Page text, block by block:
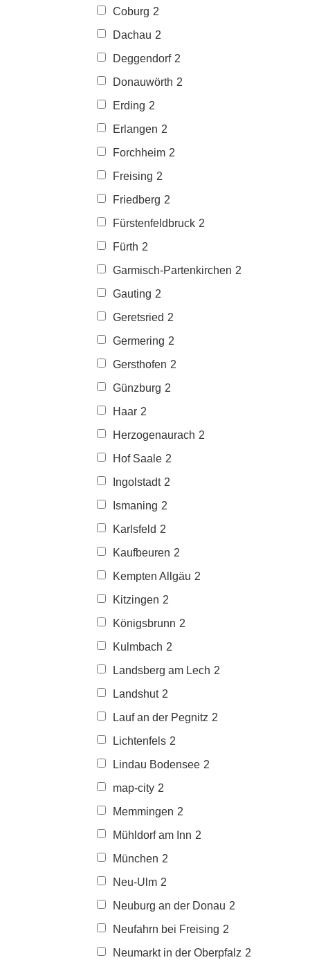
Coburg 2
Dachau 2
Deggendorf 2
Donauwörth 2
Erding 2
Erlangen 2
Forchheim 2
Freising 2
Friedberg 2
Fürstenfeldbruck 2
Fürth 2
Garmisch-Partenkirchen 2
Gauting 2
Geretsried 2
Germering 2
Gersthofen 2
Günzburg 2
Haar 2
Herzogenaurach 2
Hof Saale 2
Ingolstadt 2
Ismaning 2
Karlsfeld 2
Kaufbeuren 2
Kempten Allgäu 2
Kitzingen 2
Königsbrunn 2
Kulmbach 2
Landsberg am Lech 2
Landshut 2
Lauf an der Pegnitz 2
Lichtenfels 2
Lindau Bodensee 2
map-city 2
Memmingen 2
Mühldorf am Inn 2
München 2
Neu-Ulm 2
Neuburg an der Donau 2
Neufahrn bei Freising 2
Neumarkt in der Oberpfalz 2